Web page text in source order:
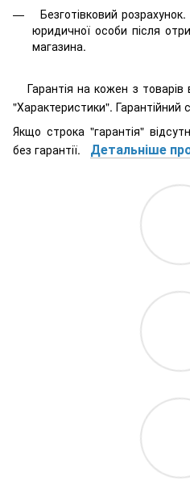
Безготівковий
юридичної особи після
магазина.
Гарантія на кожен з
"Характеристики". Гарантійний
Якщо строка "гарантія"
без гарантії. Детальніше